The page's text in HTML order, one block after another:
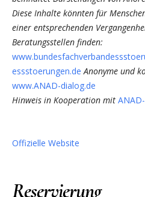
Diese Inhalte könnten für
einer entsprechenden
Beratungsstellen finden:
essstoerungen.de Anonyme und
www.ANAD-dialog.de
Hinweis in Kooperation mit
Offizielle Website
Reservierung